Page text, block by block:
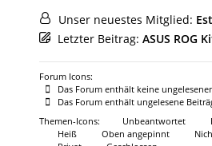
Unser neuestes Mitglied:
Letzter Beitrag: ASUS ROG
Forum Icons:
Das Forum enthält keine
Das Forum enthält ungelesene
Themen-Icons:
Unbeantwortet
Heiß
Oben angepinnt